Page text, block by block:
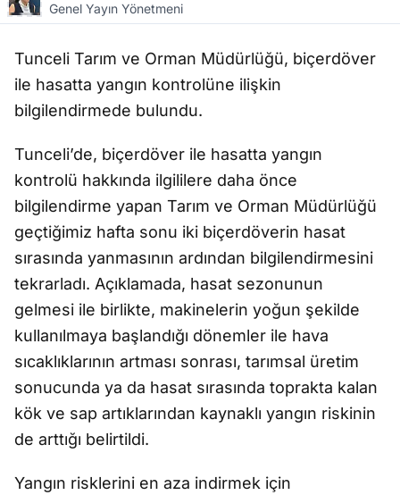
Genel Yayın Yönetmeni
Tunceli Tarım ve Orman Müdürlüğü, biçerdöver
ile hasatta yangın kontrolüne ilişkin
bilgilendirmede bulundu.
Tunceli’de, biçerdöver ile hasatta yangın
kontrolü hakkında ilgililere daha önce
bilgilendirme yapan Tarım ve Orman Müdürlüğü
geçtiğimiz hafta sonu iki biçerdöverin hasat
sırasında yanmasının ardından bilgilendirmesini
tekrarladı. Açıklamada, hasat sezonunun
gelmesi ile birlikte, makinelerin yoğun şekilde
kullanılmaya başlandığı dönemler ile hava
sıcaklıklarının artması sonrası, tarımsal üretim
sonucunda ya da hasat sırasında toprakta kalan
kök ve sap artıklarından kaynaklı yangın riskinin
de arttığı belirtildi.
Yangın risklerini en aza indirmek için